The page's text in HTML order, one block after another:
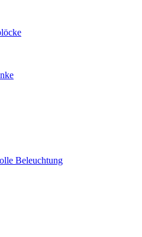
Beleuchtung